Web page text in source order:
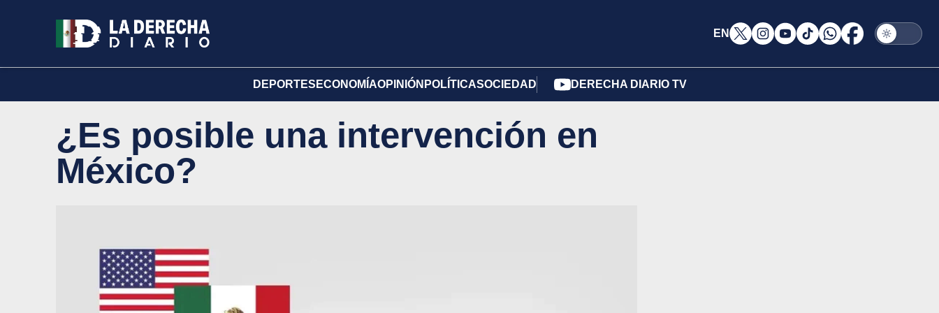
EN
DEPORTES ECONOMÍAOPINIÓN POLÍTICASOCIEDAD DERECHA DIARIO TV
¿Es posible una intervención en
México?